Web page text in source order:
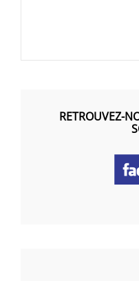
RETROUVEZ-